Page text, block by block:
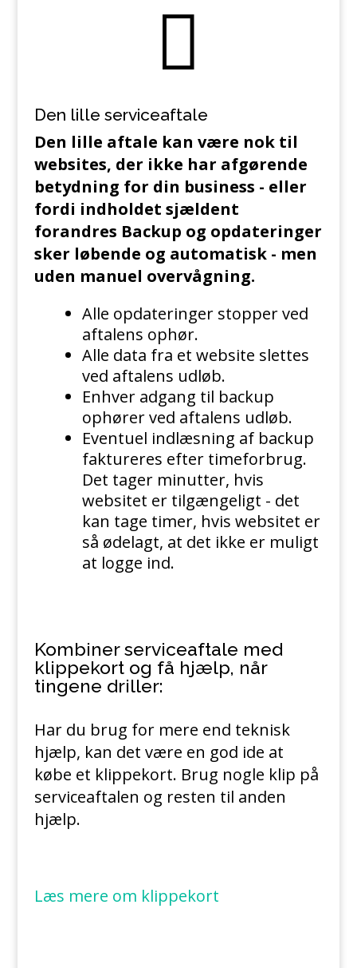

Den lille serviceaftale
Den lille aftale kan være nok til
websites, der ikke har afgørende
betydning for din business - eller
fordi indholdet sjældent
forandres Backup og opdateringer
sker løbende og automatisk - men
uden manuel overvågning.
Alle opdateringer stopper ved
aftalens ophør.
Alle data fra et website slettes
ved aftalens udløb.
Enhver adgang til backup
ophører ved aftalens udløb.
Eventuel indlæsning af backup
faktureres efter timeforbrug.
Det tager minutter, hvis
websitet er tilgængeligt - det
kan tage timer, hvis websitet er
så ødelagt, at det ikke er muligt
at logge ind.
Kombiner serviceaftale med
klippekort og få hjælp, når
tingene driller:
Har du brug for mere end teknisk
hjælp, kan det være en god ide at
købe et klippekort. Brug nogle klip på
serviceaftalen og resten til anden
hjælp.
Læs mere om klippekort